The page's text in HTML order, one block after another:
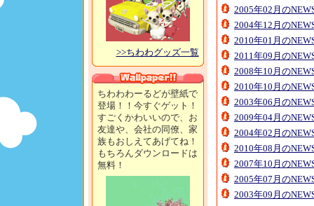
>>ちわわグッズ一覧
ちわわわーるどが壁紙で
登場！！今すぐゲット！
すごくかわいいので、お
友達や、会社の同僚、家
族もおしえてあげてね！
もちろんダウンロードは
無料！
2005年02月の
2004年12月の
2010年01月の
2011年09月の
2008年10月の
2010年10月の
2003年06月の
2009年04月の
2004年02月の
2010年08月の
2007年10月の
2005年07月の
2003年09月の